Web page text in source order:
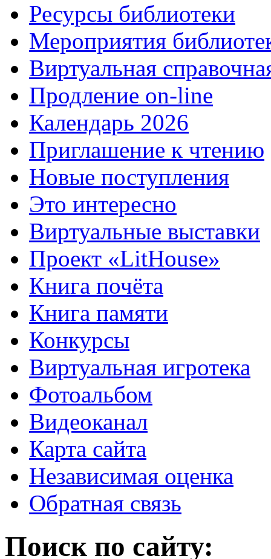
Ресурсы библиотеки
Мероприятия
Виртуальная
Продление on-line
Календарь 2026
Приглашение к чтению
Новые поступления
Это интересно
Виртуальные выставки
Проект «LitHouse»
Книга почёта
Книга памяти
Конкурсы
Виртуальная игротека
Фотоальбом
Видеоканал
Карта сайта
Независимая оценка
Обратная связь
Поиск по сайту: